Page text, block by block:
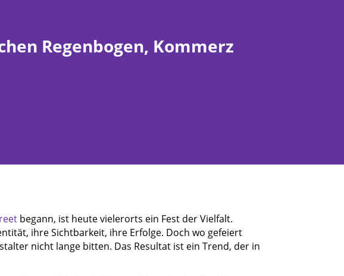
Regenbogen, Kommerz
begann, ist heute vielerorts ein Fest der Vielfalt.
ihre Sichtbarkeit, ihre Erfolge. Doch wo gefeiert
nicht lange bitten. Das Resultat ist ein Trend, der in